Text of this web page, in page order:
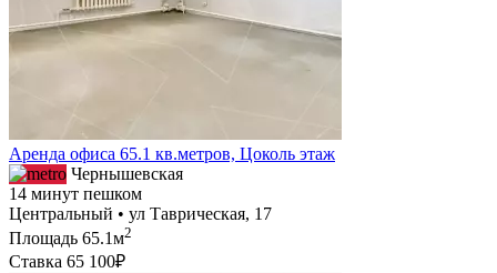
Аренда офиса 65.1 кв.метров, Цоколь этаж
Чернышевская
14 минут пешком
Центральный • ул Таврическая, 17
Площадь 65.1м2
Ставка 65 100₽